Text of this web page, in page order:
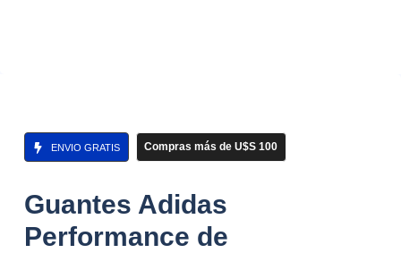
ENVIO GRATIS Compras más de U$S 100
Guantes Adidas
Performance de